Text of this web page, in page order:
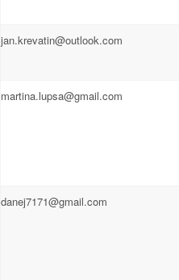
jan.krevatin@outlook.com
martina.lupsa@gmail.com
danej7171@gmail.com